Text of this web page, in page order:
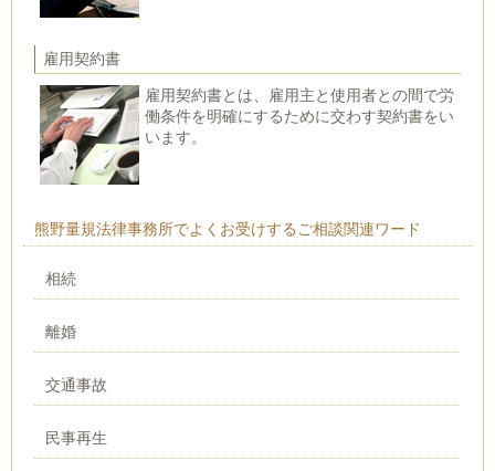
雇用契約書
雇用契約書とは、雇用主と使用者との間で労
働条件を明確にするために交わす契約書をい
います。
熊野量規法律事務所でよくお受けするご相談関連ワード
相続
離婚
交通事故
民事再生